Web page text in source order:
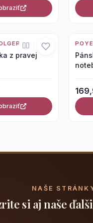
z pravej
NAŠE
si aj naše